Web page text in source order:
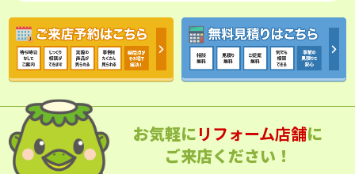
お気軽にリフォーム店舗に
ご来店ください！